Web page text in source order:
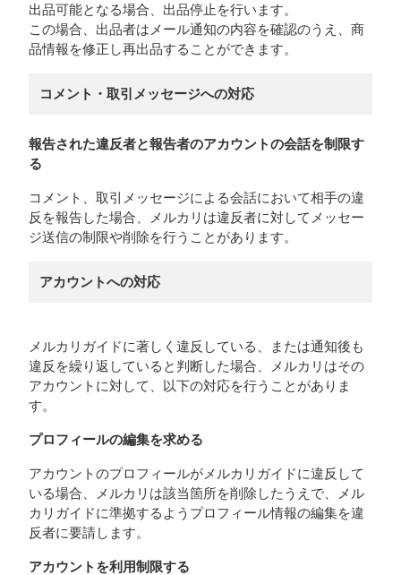
出品可能となる場合、出品停止を行います。
この場合、出品者はメール通知の内容を確認のうえ、商
品情報を修正し再出品することができます。
コメント・取引メッセージへの対応
報告された違反者と報告者のアカウントの会話を制限す
る
コメント、取引メッセージによる会話において相手の違
反を報告した場合、メルカリは違反者に対してメッセー
ジ送信の制限や削除を行うことがあります。
アカウントへの対応
メルカリガイドに著しく違反している、または通知後も
違反を繰り返していると判断した場合、メルカリはその
アカウントに対して、以下の対応を行うことがありま
す。
プロフィールの編集を求める
アカウントのプロフィールがメルカリガイドに違反して
いる場合、メルカリは該当箇所を削除したうえで、メル
カリガイドに準拠するようプロフィール情報の編集を違
反者に要請します。
アカウントを利用制限する